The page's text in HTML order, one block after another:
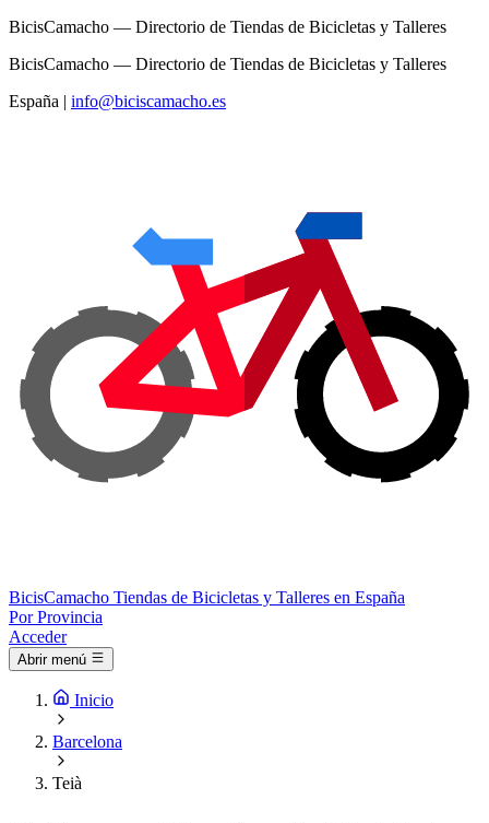
BicisCamacho — Directorio de Tiendas de Bicicletas y Talleres
BicisCamacho — Directorio de Tiendas de Bicicletas y Talleres
España | info@biciscamacho.es
BicisCamacho Tiendas de Bicicletas y Talleres en España
Por Provincia
Acceder
Abrir menú
Inicio
Barcelona
Teià